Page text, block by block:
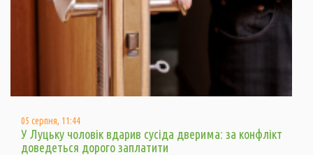
05 серпня, 11:44
У Луцьку чоловік вдарив сусіда дверима: за конфлікт
доведеться дорого заплатити